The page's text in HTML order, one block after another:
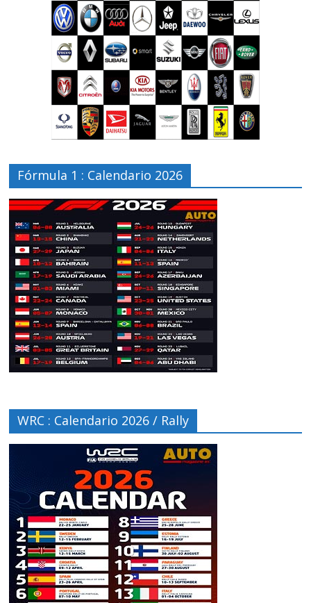
Fórmula 1 : Calendario 2026
WRC : Calendario 2026 / Rally